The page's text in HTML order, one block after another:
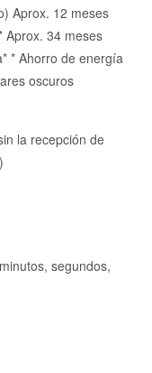
Aprox. 12 meses
Aprox. 34 meses
* Ahorro de energía
oscuros
la recepción de
segundos,